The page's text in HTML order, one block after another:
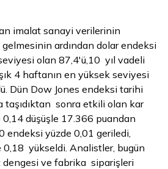
imalat sanayi verilerinin
ardından dolarendeksi
olan 87,4'ü,10 yıl vadeli
4 haftanın en yüksek seviyesi
Dün Dow Jones endeksi tarihi
taşıdıktan sonra etkili olan kar
0,14 düşüşle 17.366 puandan
endeksi yüzde 0,01 geriledi,
0,18 yükseldi. Analistler, bugün
dengesi ve fabrika siparişleri